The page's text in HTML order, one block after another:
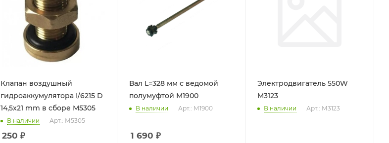
Клапан воздушный
гидроаккумулятора I/6215 D
14,5x21 mm в сборе М5305
В наличии Арт.: М5305
250 ₽
Вал L=328 мм с ведомой
полумуфтой М1900
В наличии Арт.: М1900
1 690 ₽
Электродвигатель 550W
М3123
В наличии Арт.: М3123